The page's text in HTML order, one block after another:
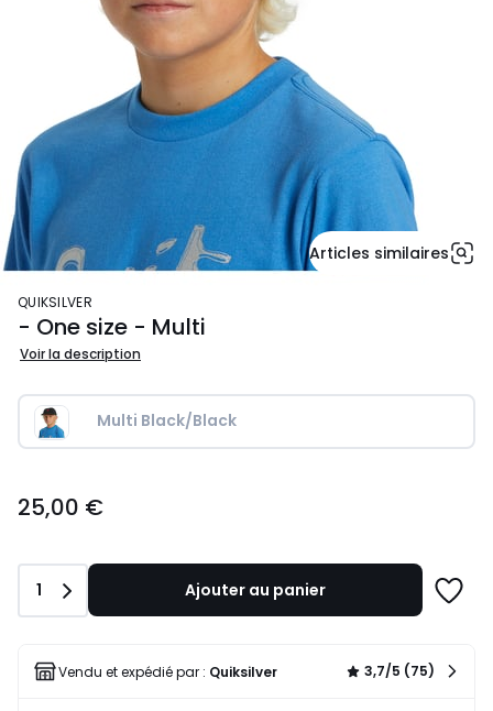
Articles similaires
QUIKSILVER
- One size - Multi
Voir la description
Multi Black/Black
€.
25,00 €
Quantité
1 Ajouter au panier
liste
Vendu et expédié par : Quiksilver 3,7/5 (75)